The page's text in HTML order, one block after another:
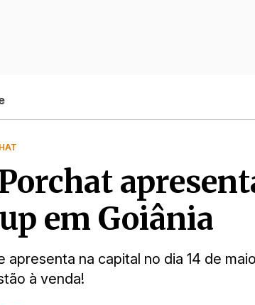
em Goiânia
apresenta na capital no dia 14 de
à venda!